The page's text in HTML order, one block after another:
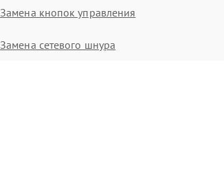
Замена кнопок управления
Замена сетевого шнура